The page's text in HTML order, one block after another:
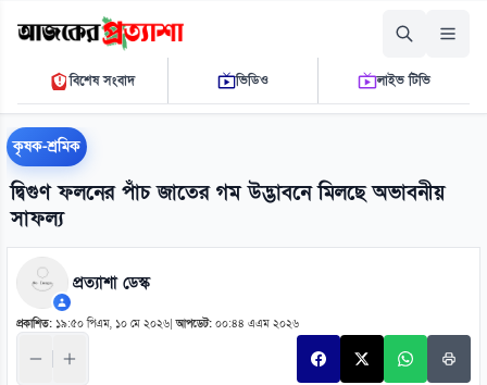
রোববার, ০৯ আগস্ট ২০২৬
১১:২৯:০০ এ.এম.THE DAILY AJKER PROTTASHA
বিশেষ সংবাদ ভিডিও লাইভ টিভি
কৃষক-শ্রমিক
দ্বিগুণ ফলনের পাঁচ জাতের গম উদ্ভাবনে মিলছে অভাবনীয়
সাফল্য
প্রত্যাশা ডেস্ক
প্রকাশিত: ১৯:৫০ পিএম, ১০ মে ২০২৬ |আপডেট: ০০:৪৪ এএম ২০২৬